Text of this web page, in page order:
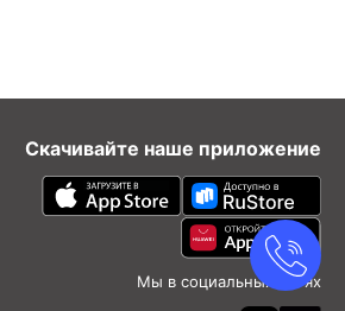
Скачивайте наше приложение
Мы в социальных сетях